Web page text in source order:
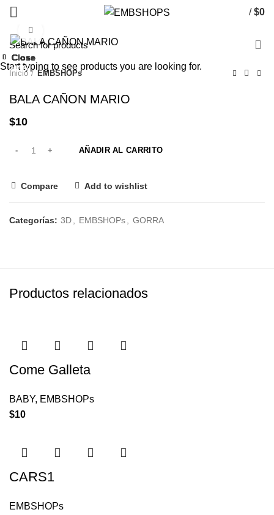
/ $0
Inicio EMBSHOPs
BALA CAÑON MARIO
$10
AÑADIR AL CARRITO
Compare Add to wishlist
Categorías: 3D, EMBSHOPs, GORRA
Productos relacionados
Close
Come Galleta
BABY, EMBSHOPs
$10
Close
CARS1
EMBSHOPs
-40%
Close
Close
Close
Close
Close
Close
Start typing to see products you are looking for.